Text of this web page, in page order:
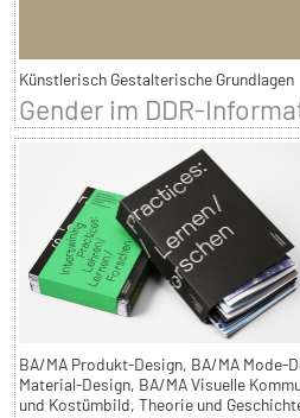
Künstlerisch Gestalterische Grundlagen
Gender im DDR-
BA/MA Produkt-Design, BA/MA Mode-
Material-Design, BA/MA Visuelle
und Kostümbild, Theorie und